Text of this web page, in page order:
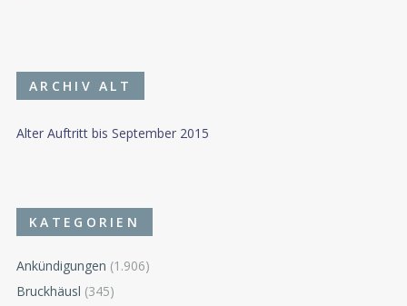
ARCHIV ALT
Alter Auftritt bis September 2015
KATEGORIEN
Ankündigungen (1.906)
Bruckhäusl (345)